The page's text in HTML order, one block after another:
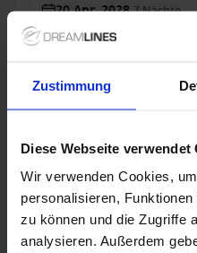
Zustimmung
Diese Webseite verwendet
Wir verwenden Cookies,
personalisieren,
zu können und die Zugriffe
analysieren. Außerdem
20 Apr. 2028 7Nächte
1.274 €p. P. 1.394 €
Nur Kreuzfahrt
Transatlantik ab Fort
Everglades), USA auf
Ab Fort Lauderdale An
Nieuw Amsterdam